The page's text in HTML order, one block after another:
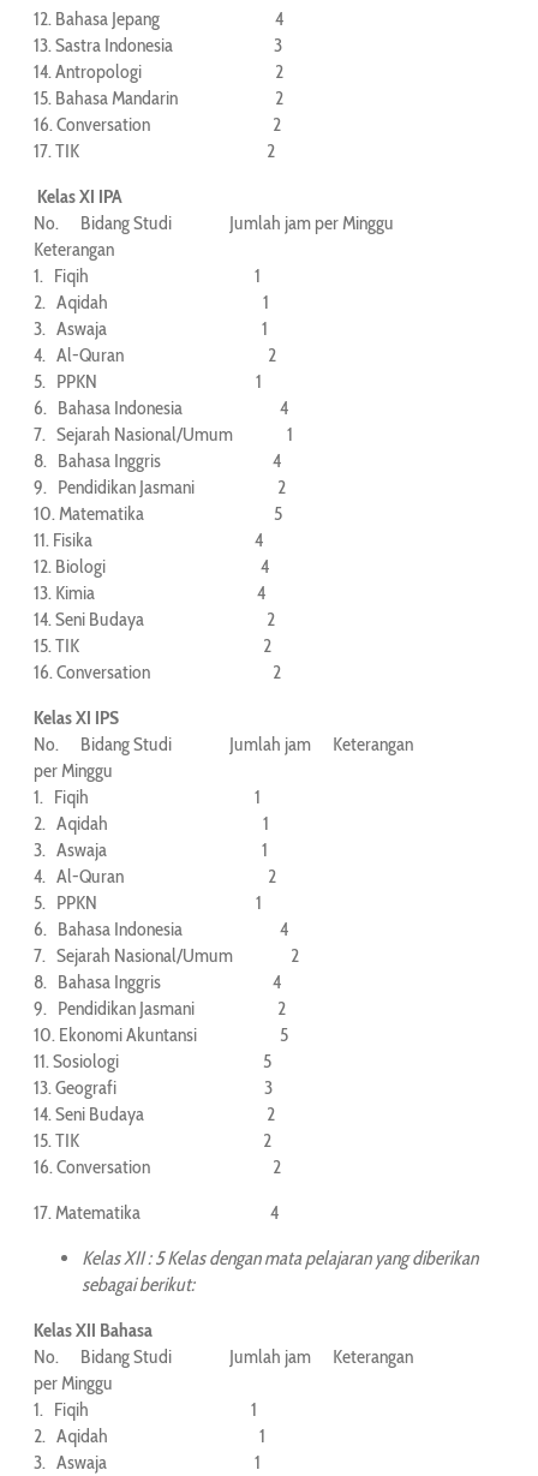
12. Bahasa Jepang 4
13. Sastra Indonesia 3
14. Antropologi 2
15. Bahasa Mandarin 2
16. Conversation 2
17. TIK 2
Kelas XI IPA
No. Bidang Studi Jumlah jam per Minggu
Keterangan
1. Fiqih 1
2. Aqidah 1
3. Aswaja 1
4. Al-Quran 2
5. PPKN 1
6. Bahasa Indonesia 4
7. Sejarah Nasional/Umum 1
8. Bahasa Inggris 4
9. Pendidikan Jasmani 2
10. Matematika 5
11. Fisika 4
12. Biologi 4
13. Kimia 4
14. Seni Budaya 2
15. TIK 2
16. Conversation 2
Kelas XI IPS
No. Bidang Studi Jumlah jam Keterangan
per Minggu
1. Fiqih 1
2. Aqidah 1
3. Aswaja 1
4. Al-Quran 2
5. PPKN 1
6. Bahasa Indonesia 4
7. Sejarah Nasional/Umum 2
8. Bahasa Inggris 4
9. Pendidikan Jasmani 2
10. Ekonomi Akuntansi 5
11. Sosiologi 5
13. Geografi 3
14. Seni Budaya 2
15. TIK 2
16. Conversation 2
17. Matematika 4
Kelas XII : 5 Kelas dengan mata pelajaran yang diberikan
sebagai berikut:
Kelas XII Bahasa
No. Bidang Studi Jumlah jam Keterangan
per Minggu
1. Fiqih 1
2. Aqidah 1
3. Aswaja 1